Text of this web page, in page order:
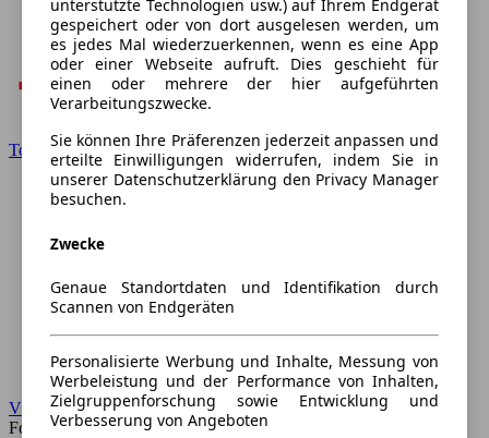
Toyota
VW
Forum
unterstützte Technologien usw.) auf Ihrem Endgerät
gespeichert oder von dort ausgelesen werden, um
es jedes Mal wiederzuerkennen, wenn es eine App
oder einer Webseite aufruft. Dies geschieht für
einen oder mehrere der hier aufgeführten
Verarbeitungszwecke.
Sie können Ihre Präferenzen jederzeit anpassen und
erteilte Einwilligungen widerrufen, indem Sie in
unserer Datenschutzerklärung den Privacy Manager
besuchen.
Zwecke
Genaue Standortdaten und Identifikation durch
Scannen von Endgeräten
Personalisierte Werbung und Inhalte, Messung von
Werbeleistung und der Performance von Inhalten,
Zielgruppenforschung sowie Entwicklung und
Verbesserung von Angeboten